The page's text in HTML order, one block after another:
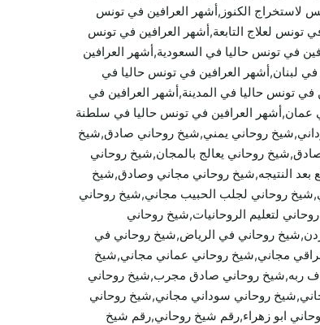
لاستخراج الكنوز,أشهر العرافين في تونس
لعلاج التابعة,أشهر العرافين في تونس
في تونس حاليا في السعودية,أشهر العرافين
لبنان,أشهر العرافين في تونس حاليا في
تونس حاليا في المدينة,أشهر العرافين في
عمان,أشهر العرافين في تونس حاليا في سلطنة
روحاني يمني,شيخ روحاني صادق,شيخ
روحاني يعالج بالمجان,شيخ روحاني
بعد النتيجه,شيخ روحاني مجاني وصادق,شيخ
روحاني لجلب الحبيب مجاني,شيخ روحاني
لتعليم الروحانيات,شيخ روحاني
روحاني في الرياض,شيخ روحاني في
مجاني,شيخ روحاني عماني مجاني,شيخ
ربه,شيخ روحاني صادق مجرب,شيخ روحاني
روحاني سوداني مجاني,شيخ روحاني
ابو زهراء,رقم شيخ روحاني,رقم شيخ